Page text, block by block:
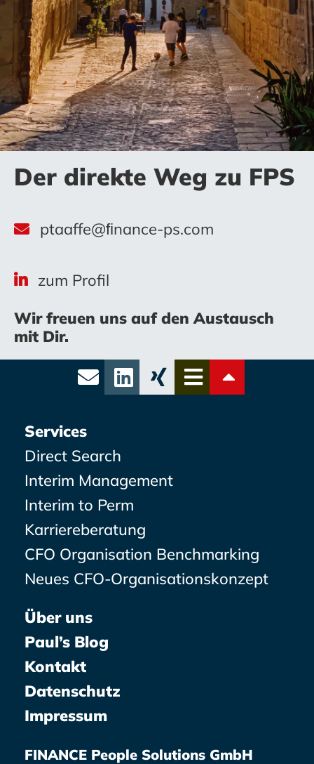
Der direkte Weg zu FPS
ptaaffe@ﬁnance-ps.com
zum Profil
Wir freuen uns auf den Austausch
mit Dir.
Services
Direct Search
Interim Management
Interim to Perm
Karriereberatung
CFO Organisation Benchmarking
Neues CFO-Organisationskonzept
Über uns
Paul’s Blog
Kontakt
Datenschutz
Impressum
FINANCE People Solutions GmbH